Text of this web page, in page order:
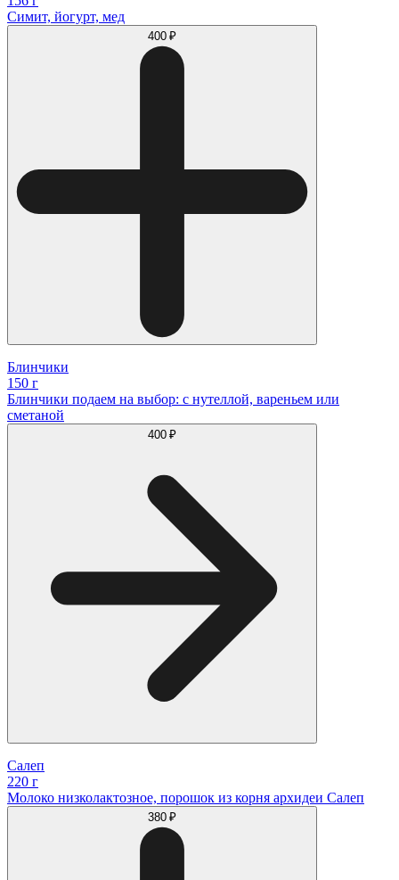
Симит, йогурт, мед
400 ₽
Блинчики
150 г
Блинчики подаем на выбор: с нутеллой, вареньем или
сметаной
400 ₽
Салеп
220 г
Молоко низколактозное, порошок из корня архидеи Салеп
380 ₽